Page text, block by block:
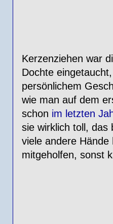
Kerzenziehen war
Dochte
persönlichem
wie man auf dem
schon im letzten
sie wirklich toll, das
viele andere Hände
mitgeholfen, sonst